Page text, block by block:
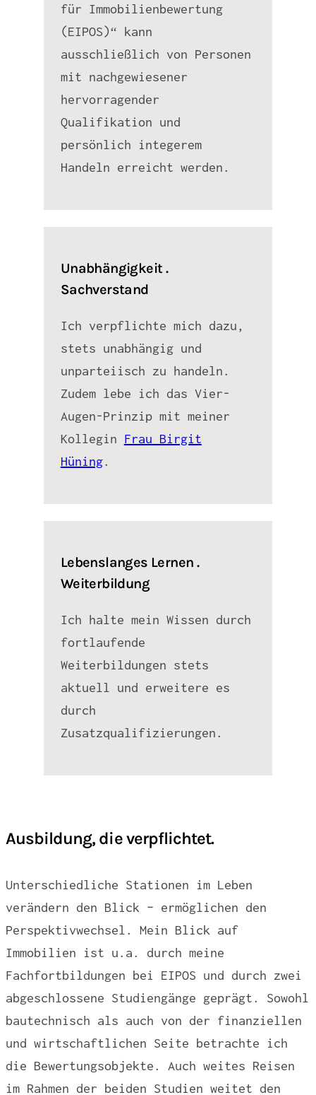
für Immobilienbewertung
(EIPOS)“ kann
ausschließlich von Personen
mit nachgewiesener
hervorragender
Qualifikation und
persönlich integerem
Handeln erreicht werden.
Unabhängigkeit .
Sachverstand
Ich verpflichte mich dazu,
stets unabhängig und
unparteiisch zu handeln.
Zudem lebe ich das Vier-
Augen-Prinzip mit meiner
Kollegin Frau Birgit
Hüning.
Lebenslanges Lernen .
Weiterbildung
Ich halte mein Wissen durch
fortlaufende
Weiterbildungen stets
aktuell und erweitere es
durch
Zusatzqualifizierungen.
Ausbildung, die verpflichtet.
Unterschiedliche Stationen im Leben
verändern den Blick – ermöglichen den
Perspektivwechsel. Mein Blick auf
Immobilien ist u.a. durch meine
Fachfortbildungen bei EIPOS und durch zwei
abgeschlossene Studiengänge geprägt. Sowohl
bautechnisch als auch von der finanziellen
und wirtschaftlichen Seite betrachte ich
die Bewertungsobjekte. Auch weites Reisen
im Rahmen der beiden Studien weitet den